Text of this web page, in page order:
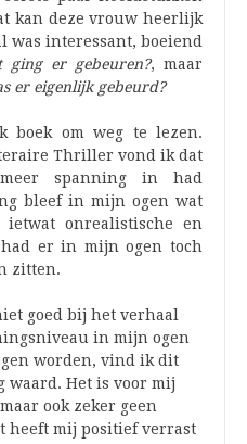
kan deze vrouw heerlijk
was interessant, boeiend
ging er gebeuren?, maar
er eigenlijk gebeurd?
boek om weg te lezen.
Thriller vond ik dat
spanning in had
bleef in mijn ogen wat
onrealistische en
er in mijn ogen toch
zitten.
goed bij het verhaal
in mijn ogen
worden, vind ik dit
waard. Het is voor mij
ook zeker geen
heeft mij positief verrast